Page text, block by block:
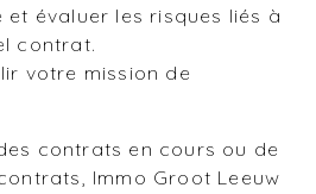
et évaluer les risques liés à
contrat.
votre mission de
contrats en cours ou de
Immo Groot Leeuw